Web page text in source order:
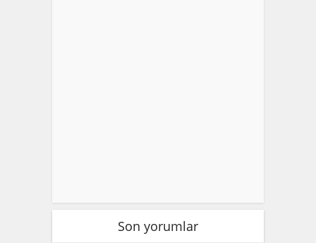
Son yorumlar